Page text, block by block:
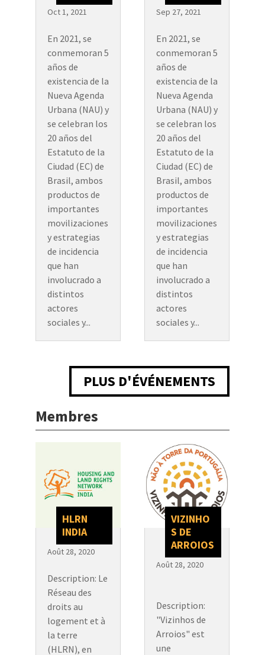
Oct 1, 2021
En 2021, se
conmemoran 5
años de
existencia de la
Nueva Agenda
Urbana (NAU) y
se celebran los
20 años del
Estatuto de la
Ciudad (EC) de
Brasil, ambos
productos de
importantes
movilizaciones
y estrategias
de incidencia
que han
involucrado a
distintos
actores
sociales y...
Sep 27, 2021
En 2021, se
conmemoran 5
años de
existencia de la
Nueva Agenda
Urbana (NAU) y
se celebran los
20 años del
Estatuto de la
Ciudad (EC) de
Brasil, ambos
productos de
importantes
movilizaciones
y estrategias
de incidencia
que han
involucrado a
distintos
actores
sociales y...
PLUS D'ÉVÉNEMENTS
Membres
HLRN
INDIA
Août 28, 2020
Description: Le
Réseau des
droits au
logement et à
la terre
(HLRN), en
VIZINHO
S DE
ARROIOS
Août 28, 2020
Description:
"Vizinhos de
Arroios" est
une